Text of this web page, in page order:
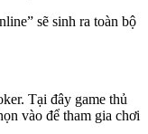
sẽ sinh ra toàn bộ
Tại đây game thủ
vào để tham gia chơi